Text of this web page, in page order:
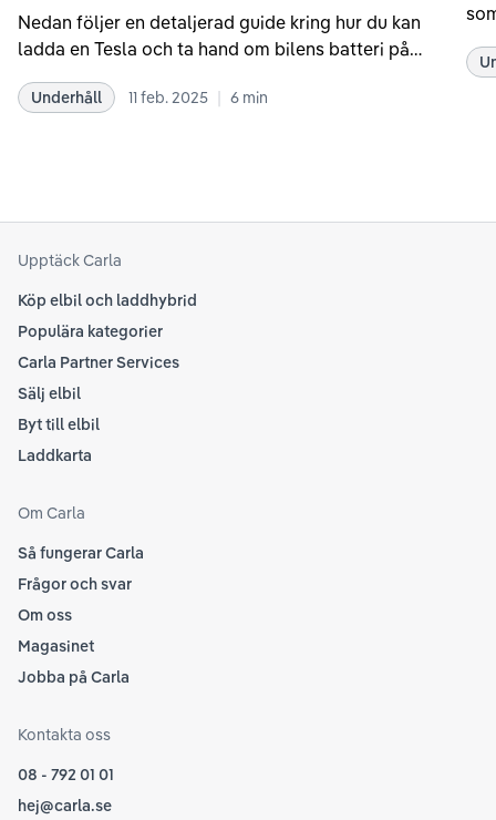
Nedan följer en detaljerad guide kring hur du kan
ladda en Tesla och ta hand om bilens batteri på
rekommendationer samt våra egna erfarenheter
Underhåll 11 feb. 2025 | 6 min
att
Upptäck Carla
Köp elbil och laddhybrid
Populära kategorier
Carla Partner Services
Sälj elbil
Byt till elbil
Laddkarta
Om Carla
Så fungerar Carla
Frågor och svar
Om oss
Magasinet
Jobba på Carla
Kontakta oss
08 - 792 01 01
hej@carla.se